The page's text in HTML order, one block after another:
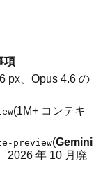
項
px、Opus 4.6 の
(1M+ コンテキ
preview(Gemini
2026 年 10 月廃